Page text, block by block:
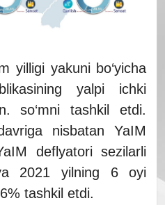
yilligi yakuni bo‘yicha
yalpi ichki
so‘mni tashkil etdi.
nisbatan YaIM
deflyatori sezilarli
2021 yilning 6 oyi
tashkil etdi.